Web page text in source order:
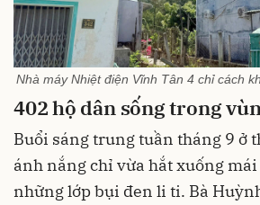
Nhà máy Nhiệt điện Vĩnh Tân 4 chỉ cách
402 hộ dân sống trong
Buổi sáng trung tuần tháng 9 ở
ánh nắng chỉ vừa hắt xuống
những lớp bụi đen li ti. Bà